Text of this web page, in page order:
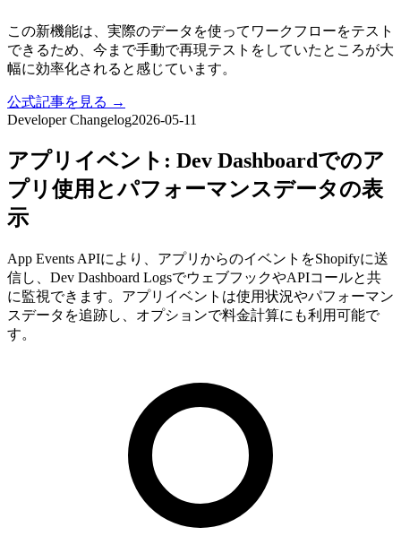
この新機能は、実際のデータを使ってワークフローをテスト
できるため、今まで手動で再現テストをしていたところが大
幅に効率化されると感じています。
公式記事を見る →
Developer Changelog2026-05-11
アプリイベント: Dev Dashboardでのア
プリ使用とパフォーマンスデータの表
示
App Events APIにより、アプリからのイベントをShopifyに送
信し、Dev Dashboard LogsでウェブフックやAPIコールと共
に監視できます。アプリイベントは使用状況やパフォーマン
スデータを追跡し、オプションで料金計算にも利用可能で
す。